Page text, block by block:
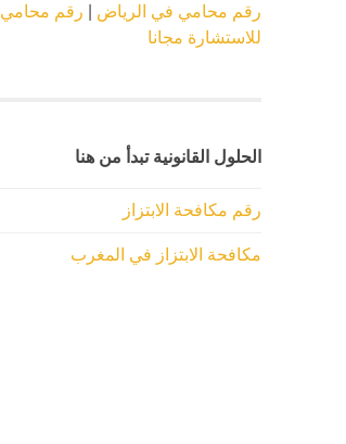
رقم محامي في الرياض
رقم محامي
للاستشارة مجانا
الحلول القانونية تبدأ من هنا
رقم مكافحة الابتزاز
مكافحة الابتزاز في المغرب